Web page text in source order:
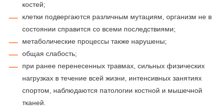
костей;
клетки подвергаются различным мутациям, организм не в
состоянии справится со всеми последствиями;
метаболические процессы также нарушены;
общая слабость;
при ранее перенесенных травмах, сильных физических
нагрузках в течение всей жизни, интенсивных занятиях
спортом, наблюдаются патологии костной и мышечной
тканей.